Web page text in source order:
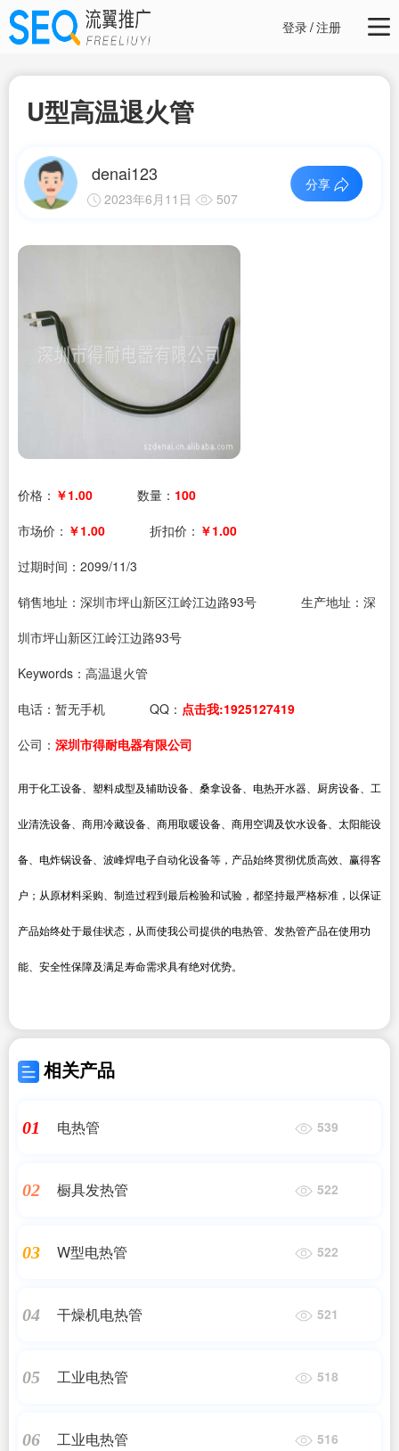
登录/注册
U型高温退火管
denai123
2023年6月11日 507
分享
价格： ￥1.00 数量： 100
市场价： ￥1.00 折扣价： ￥1.00
过期时间： 2099/11/3
销售地址：深圳市坪山新区江岭江边路93号
生产地址：深
圳市坪山新区江岭江边路93号
Keywords：高温退火管
电话： 暂无手机 QQ： 点击我:1925127419
公司： 深圳市得耐电器有限公司
用于化工设备、塑料成型及辅助设备、桑拿设备、电热开水器、厨房设备、工
业清洗设备、商用冷藏设备、商用取暖设备、商用空调及饮水设备、太阳能设
备、电炸锅设备、波峰焊电子自动化设备等，产品始终贯彻优质高效、赢得客
户；从原材料采购、制造过程到最后检验和试验，都坚持最严格标准，以保证
产品始终处于最佳状态，从而使我公司提供的电热管、发热管产品在使用功
能、安全性保障及满足寿命需求具有绝对优势。
相关产品
01 电热管 539
02 橱具发热管 522
03 W型电热管 522
04 干燥机电热管 521
05 工业电热管 518
06 工业电热管 516